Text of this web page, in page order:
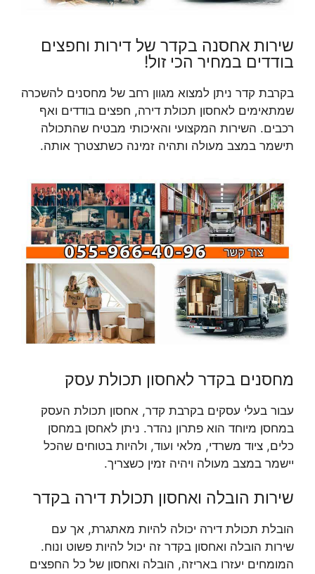
שירות אחסנה בקדר של דירות וחפצים
בודדים במחיר הכי זול!
בקרבת קדר ניתן למצוא מגוון רחב של מחסנים להשכרה
שמתאימים לאחסון תכולת דירה, חפצים בודדים ואף
רכבים. השירות המקצועי והאיכותי מבטיח שהתכולה
תישמר במצב מעולה ותהיה זמינה כשתצטרך אותה.
מחסנים בקדר לאחסון תכולת עסק
עבור בעלי עסקים בקרבת קדר, אחסון תכולת העסק
במחסן מיוחד הוא פתרון נהדר. ניתן לאחסן במחסן
כלים, ציוד משרדי, מלאי ועוד, ולהיות בטוחים שהכל
יישמר במצב מעולה ויהיה זמין כשצריך.
שירות הובלה ואחסון תכולת דירה בקדר
הובלת תכולת דירה יכולה להיות מאתגרת, אך עם
שירות הובלה ואחסון בקדר זה יכול להיות פשוט ונוח.
המומחים יעזרו באריזה, הובלה ואחסון של כל החפצים